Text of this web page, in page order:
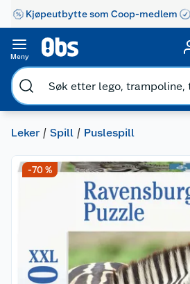
Kjøpeutbytte som Coop-medlem
Meny
Leker Spill Puslespill
-70 %